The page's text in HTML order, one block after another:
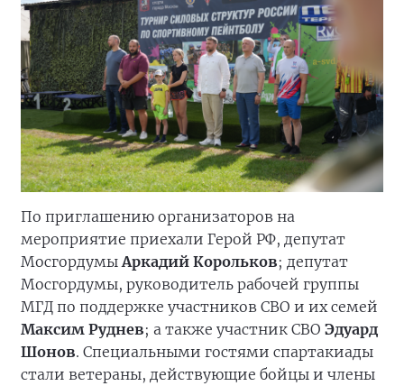
По приглашению организаторов на
мероприятие приехали Герой РФ, депутат
Мосгордумы Аркадий Корольков; депутат
Мосгордумы, руководитель рабочей группы
МГД по поддержке участников СВО и их семей
Максим Руднев; а также участник СВО Эдуард
Шонов. Специальными гостями спартакиады
стали ветераны, действующие бойцы и члены